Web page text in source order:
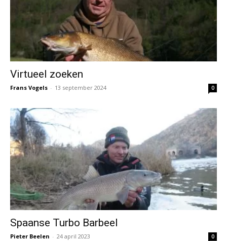
Virtueel zoeken
Frans Vogels - 13 september 2024 0
Spaanse Turbo Barbeel
Pieter Beelen - 24 april 2023 0